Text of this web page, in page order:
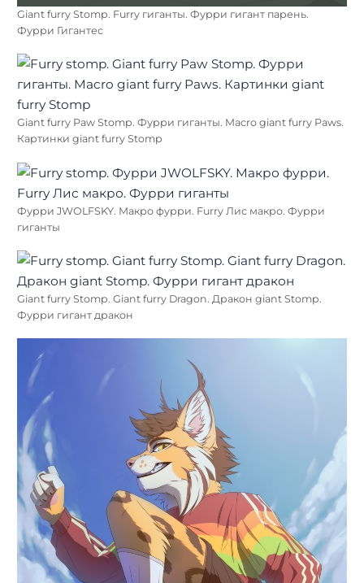
Giant furry Stomp. Furry гиганты. Фурри гигант парень.
Фурри Гигантес
Giant furry Paw Stomp. Фурри гиганты. Macro giant furry Paws.
Картинки giant furry Stomp
Фурри JWOLFSKY. Макро фурри. Furry Лис макро. Фурри
гиганты
Giant furry Stomp. Giant furry Dragon. Дракон giant Stomp.
Фурри гигант дракон